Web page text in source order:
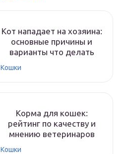
Кот нападает на хозяина:
основные причины и
варианты что делать
Кошки
Корма для кошек:
рейтинг по качеству и
мнению ветеринаров
Кошки